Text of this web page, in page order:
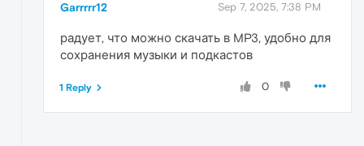
Garrrrr12 Sep 7, 2025, 7:38 PM
радует, что можно скачать в MP3, удобно для
сохранения музыки и подкастов
0
1 Reply